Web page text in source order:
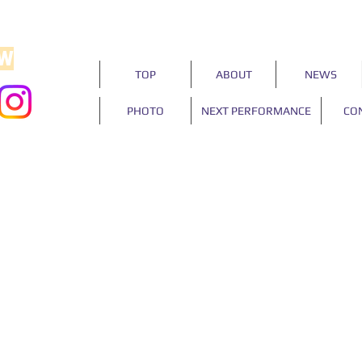
TOP ABOUT NEWS
PHOTO NEXT PERFORMANCE